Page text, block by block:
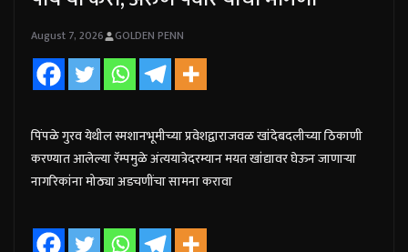
August 7, 2026 GOLDEN PENN
पिंपळे गुरव येथील स्मशानभूमीच्या प्रवेशद्वाराजवळ खांदेबदलीच्या ठिकाणी
करण्यात आलेल्या रॅम्पमुळे अंत्ययात्रेदरम्यान मयत खांद्यावर घेऊन जाणाऱ्या
नागरिकांना मोठ्या अडचणींचा सामना करावा